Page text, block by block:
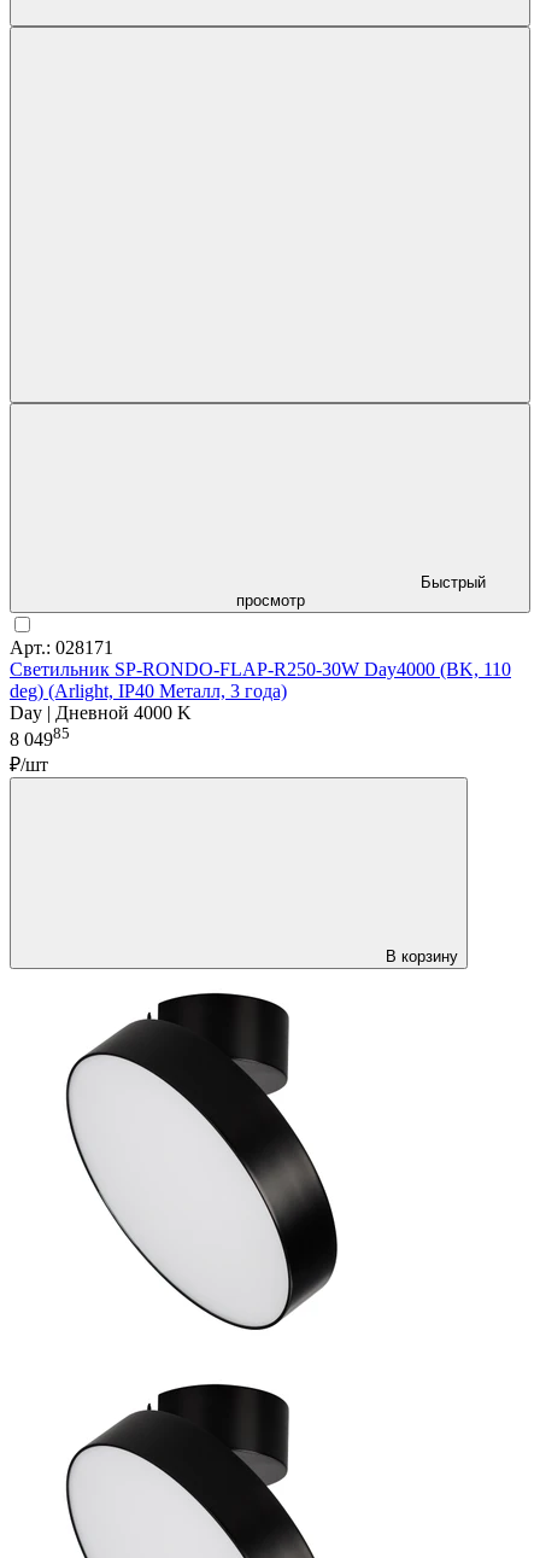
Быстрый
просмотр
Арт.: 028171
Светильник SP-RONDO-FLAP-R250-30W Day4000 (BK, 110
deg) (Arlight, IP40 Металл, 3 года)
Day | Дневной 4000 K
8 04985
₽/шт
В корзину